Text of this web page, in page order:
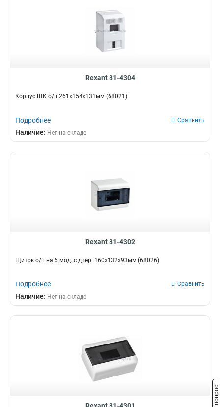
Rexant 81-4304
Корпус ЩК о/п 261х154х131мм (68021)
Подробнее Сравнить
Наличие: Нет на складе
Rexant 81-4302
Щиток о/п на 6 мод. с двер. 160х132х93мм (68026)
Подробнее Сравнить
Наличие: Нет на складе